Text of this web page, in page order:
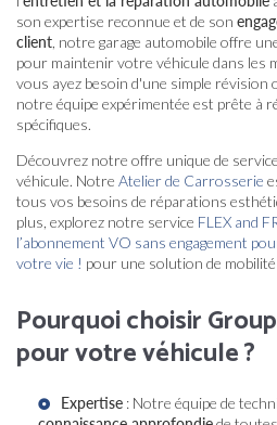
son expertise reconnue et de son
client , notre garage automobile offre
pour maintenir votre véhicule dans les
vous ayez besoin d'une simple révision
notre équipe expérimentée est prête à
spécifiques.
Découvrez notre offre unique de
véhicule. Notre Atelier de Carrosserie
tous vos besoins de réparations
plus, explorez notre service FLEX and
l’abonnement VO sans engagement
votre vie ! pour une solution de mobilité
Pourquoi choisir
pour votre véhicule ?
Expertise : Notre équipe de